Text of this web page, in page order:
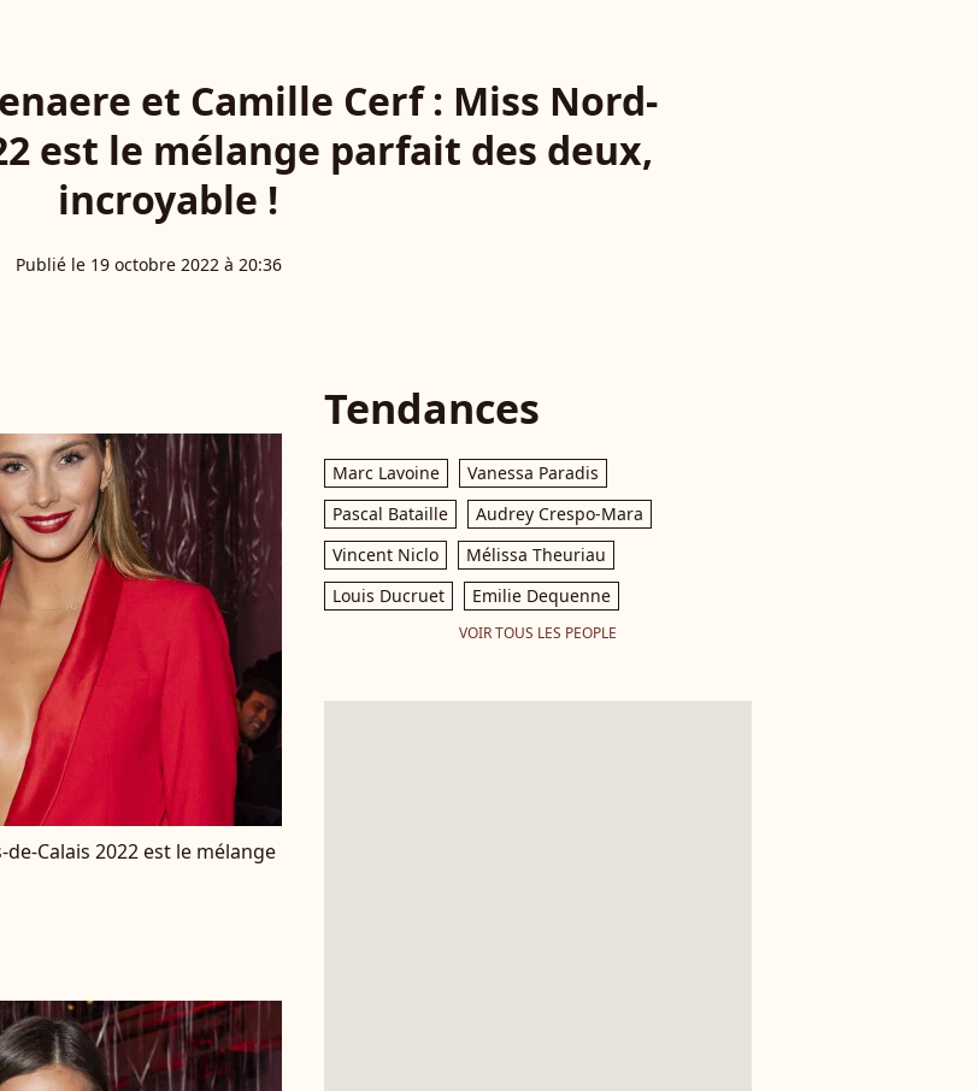
et Camille Cerf : Miss Nord-
est le mélange parfait des deux,
incroyable !
Publié le 19 octobre 2022 à 20:36
Calais 2022 est le mélange
Tendances
Marc Lavoine
Vanessa Paradis
Pascal Bataille
Audrey Crespo-Mara
Vincent Niclo
Mélissa Theuriau
Louis Ducruet
Emilie Dequenne
VOIR TOUS LES PEOPLE